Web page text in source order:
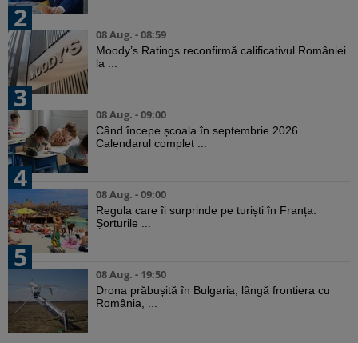
2
08 Aug. - 08:59
Moody’s Ratings reconfirmă calificativul României
la ...
3
08 Aug. - 09:00
Când începe școala în septembrie 2026.
Calendarul complet ...
4
08 Aug. - 09:00
Regula care îi surprinde pe turiști în Franța.
Șorturile ...
5
08 Aug. - 19:50
Drona prăbușită în Bulgaria, lângă frontiera cu
România, ...